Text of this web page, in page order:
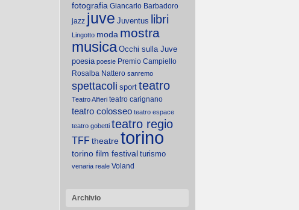
fotografia Giancarlo Barbadoro
jazz juve Juventus libri
Lingotto moda mostra
musica Occhi sulla Juve
poesia poesie Premio Campiello
Rosalba Nattero sanremo
spettacoli sport teatro
Teatro Alfieri teatro carignano
teatro colosseo teatro espace
teatro gobetti teatro regio
TFFtheatretorino
torino film festival turismo
venaria reale Voland
Archivio